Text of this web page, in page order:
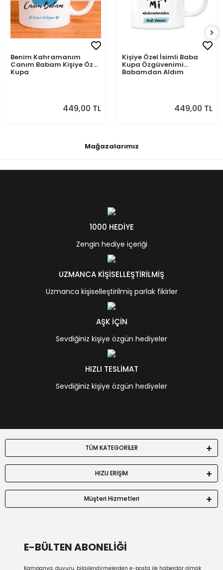
Benim Kahramanım
Canım Babam Kişiye Özel
Kupa
449,00 TL
Kişiye Özel İsimli Baba
Kupa Özgüvenimi
Babamdan Aldım
449,00 TL
Mağazalarımız
1000 HEDİYE
Zengin hediye içeriği
UZMANCA KİŞİSELLEŞTİRİLMİŞ
Uzmanca kişiselleştirilmiş parlak fikirler
AŞK İÇİN
Sevdiğiniz kişiye özgün hediyeler
HIZLI TESLİMAT
Sevdiğiniz kişiye özgün hediyeler
TÜM KATEGORİLER
HIZLI ERİŞİM
Müşteri Hizmetleri
E-BÜLTEN ABONELİĞİ
Kampanya, duyuru, bilgilendirmelerden e-posta ile haberdar olmak